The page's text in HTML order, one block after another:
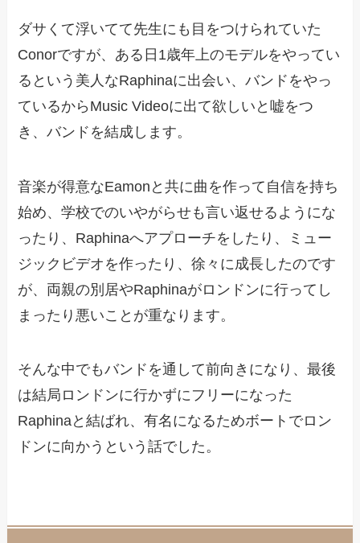
ダサくて浮いてて先生にも目をつけられていた
Conorですが、ある日1歳年上のモデルをやってい
るという美人なRaphinaに出会い、バンドをやっ
ているからMusic Videoに出て欲しいと嘘をつ
き、バンドを結成します。
音楽が得意なEamonと共に曲を作って自信を持ち
始め、学校でのいやがらせも言い返せるようにな
ったり、Raphinaへアプローチをしたり、ミュー
ジックビデオを作ったり、徐々に成長したのです
が、両親の別居やRaphinaがロンドンに行ってし
まったり悪いことが重なります。
そんな中でもバンドを通して前向きになり、最後
は結局ロンドンに行かずにフリーになった
Raphinaと結ばれ、有名になるためボートでロン
ドンに向かうという話でした。